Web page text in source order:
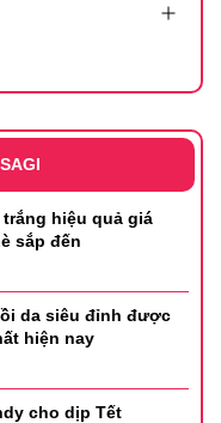
hiệu quả giá
sắp đến
da siêu đỉnh được
hiện nay
cho dịp Tết